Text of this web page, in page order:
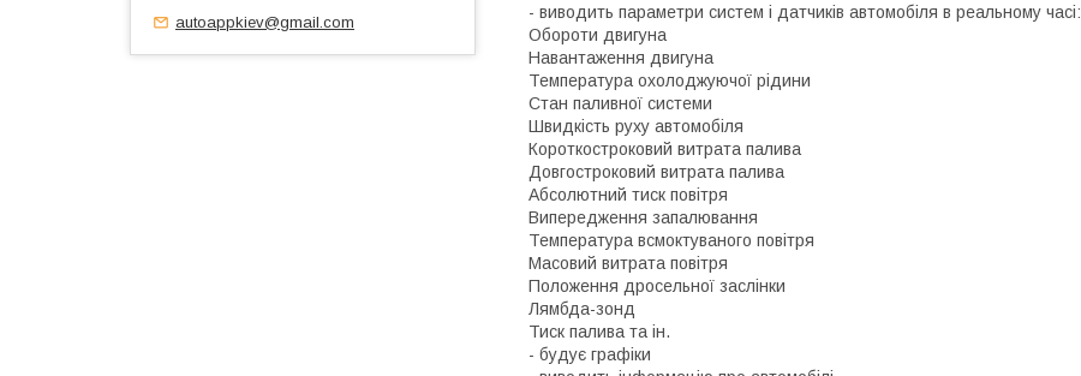
- виводить параметри систем і датчиків автомобіля в реальному часі:
Обороти двигуна
Навантаження двигуна
Температура охолоджуючої рідини
Стан паливної системи
Швидкість руху автомобіля
Короткостроковий витрата палива
Довгостроковий витрата палива
Абсолютний тиск повітря
Випередження запалювання
Температура всмоктуваного повітря
Масовий витрата повітря
Положення дросельної заслінки
Лямбда-зонд
Тиск палива та ін.
- будує графіки
autoappkiev@gmail.com